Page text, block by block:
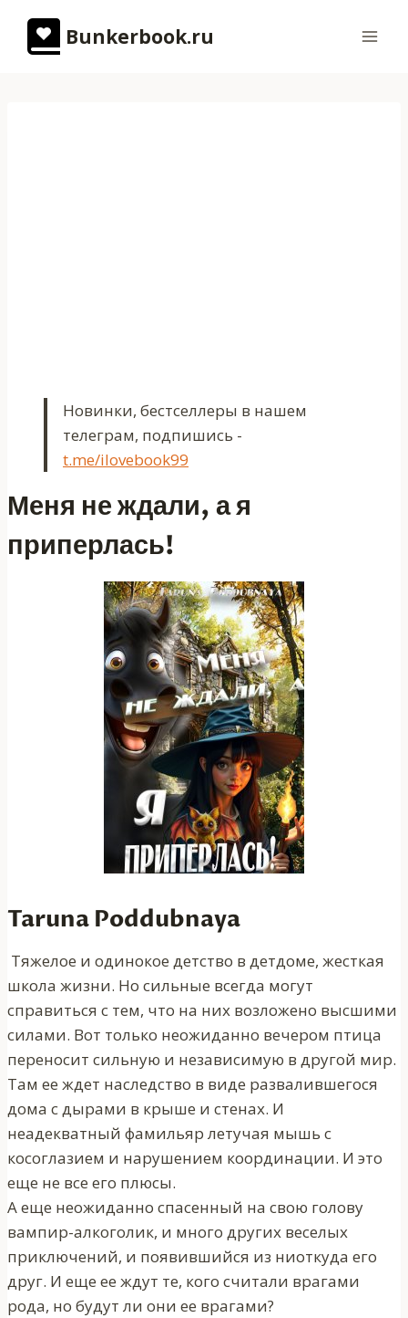
содержимому
Bunkerbook.ru
Новинки, бестселлеры в нашем
телеграм, подпишись -
t.me/ilovebook99
Меня не ждали, а я
приперлась!
Taruna Poddubnaya
Тяжелое и одинокое детство в детдоме, жесткая
школа жизни. Но сильные всегда могут
справиться с тем, что на них возложено высшими
силами. Вот только неожиданно вечером птица
переносит сильную и независимую в другой мир.
Там ее ждет наследство в виде развалившегося
дома с дырами в крыше и стенах. И
неадекватный фамильяр летучая мышь с
косоглазием и нарушением координации. И это
еще не все его плюсы.
А еще неожиданно спасенный на свою голову
вампир-алкоголик, и много других веселых
приключений, и появившийся из ниоткуда его
друг. И еще ее ждут те, кого считали врагами
рода, но будут ли они ее врагами?